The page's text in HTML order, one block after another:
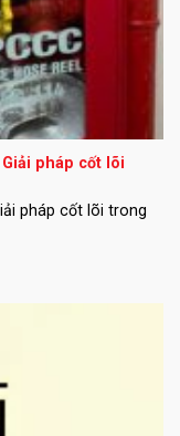
pháp cốt lõi
pháp cốt lõi trong